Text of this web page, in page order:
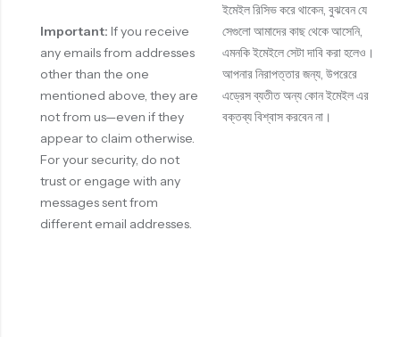
Important: If you receive
any emails from addresses
other than the one
mentioned above, they are
not from us—even if they
appear to claim otherwise.
For your security, do not
trust or engage with any
messages sent from
different email addresses.
ইমেইল রিসিভ করে থাকেন, বুঝবেন যে
সেগুলো আমাদের কাছ থেকে আসেনি,
এমনকি ইমেইলে সেটা দাবি করা হলেও।
আপনার নিরাপত্তার জন্য, উপরেরে
এড্রেস ব্যতীত অন্য কোন ইমেইল এর
বক্তব্য বিশ্বাস করবেন না।